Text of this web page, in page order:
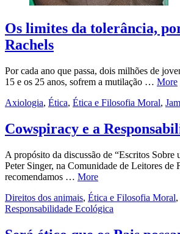
Os limites da tolerância,
Rachels
Por cada ano que passa, dois milhões de
15 e os 25 anos, sofrem a mutilação … More
Axiologia, Ética, Ética e Filosofia Moral,
Cowspiracy e a
A propósito da discussão de “Escritos Sobre
Peter Singer, na Comunidade de Leitores de
recomendamos … More
Direitos dos animais, Ética e Filosofia Moral,
Responsabilidade Ecológica